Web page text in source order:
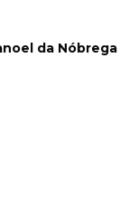
da Nóbrega